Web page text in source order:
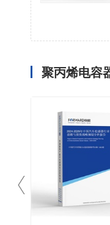
聚丙烯电容